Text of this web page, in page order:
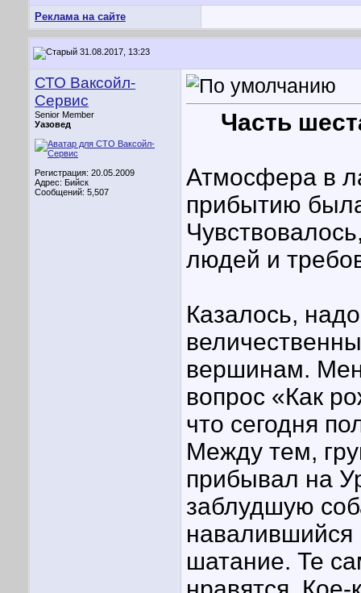
Реклама на сайте
31.08.2017, 13:23
СТО Ваксойл-
Сервис
Senior Member
Уазовед
Регистрация: 20.05.2009
Адрес: Бийск
Сообщений: 5,507
Часть
Атмосфера в
прибытию
людей и
Казалось,
вершинам.
вопрос «Как
что сегодня
Между тем,
прибывал на
заблудшую
шатание. Те